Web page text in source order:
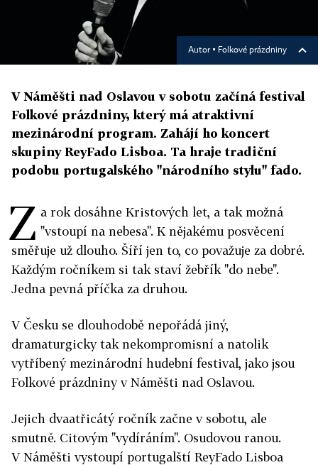
Autor ▪ Folkové prázdniny
V Náměšti nad Oslavou v sobotu začíná festival
Folkové prázdniny, který má atraktivní
mezinárodní program. Zahájí ho koncert
skupiny ReyFado Lisboa. Ta hraje tradiční
podobu portugalského "národního stylu" fado.
Z a rok dosáhne Kristových let, a tak možná
"vstoupí na nebesa". K nějakému posvěcení
směřuje už dlouho. Šíří jen to, co považuje za dobré.
Každým ročníkem si tak staví žebřík "do nebe".
Jedna pevná příčka za druhou.
V Česku se dlouhodobě nepořádá jiný,
dramaturgicky tak nekompromisní a natolik
vytříbený mezinárodní hudební festival, jako jsou
Folkové prázdniny v Náměšti nad Oslavou.
Jejich dvaatřicátý ročník začne v sobotu, ale
smutně. Citovým "vydíráním". Osudovou ranou.
V Náměšti vystoupí portugalští ReyFado Lisboa